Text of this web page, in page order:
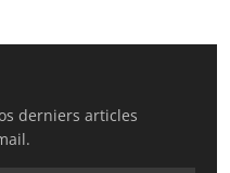
derniers articles